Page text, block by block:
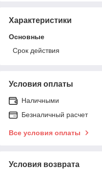
Характеристики
Основные
Срок действия
Условия оплаты
Наличными
Безналичный расчет
Все условия оплаты
Условия возврата